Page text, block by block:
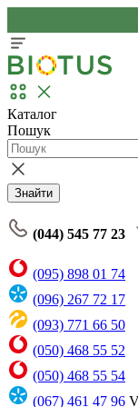
Каталог
Пошук
Знайти
(044) 545 77 23
(095) 898 01 74
(096) 267 72 17
(093) 771 66 50
(050) 468 55 52
(050) 468 55 54
(067) 461 47 96